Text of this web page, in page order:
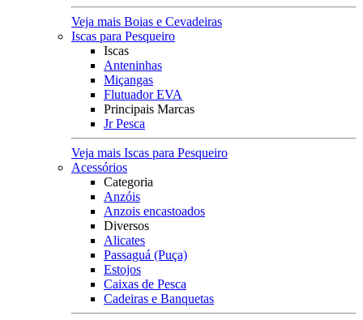
Veja mais Boias e Cevadeiras
Iscas para Pesqueiro
Iscas
Anteninhas
Miçangas
Flutuador EVA
Principais Marcas
Jr Pesca
Veja mais Iscas para Pesqueiro
Acessórios
Categoria
Anzóis
Anzois encastoados
Diversos
Alicates
Passaguá (Puça)
Estojos
Caixas de Pesca
Cadeiras e Banquetas